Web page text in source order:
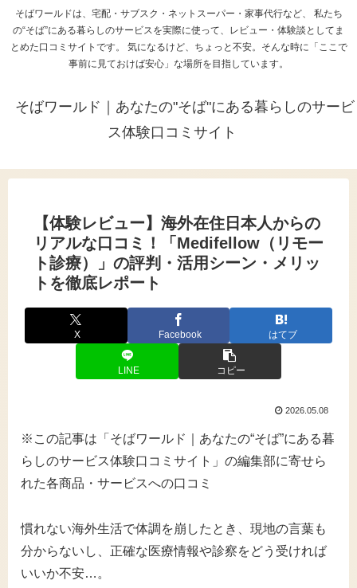
そばワールドは、宅配・サブスク・ネットスーパー・家事代行など、 私たち
の“そば”にある暮らしのサービスを実際に使って、レビュー・体験談としてま
とめた口コミサイトです。 気になるけど、ちょっと不安。そんな時に「ここで
事前に見ておけば安心」な場所を目指しています。
そばワールド｜あなたの"そば"にある暮らしのサービ
ス体験口コミサイト
【体験レビュー】海外在住日本人からの
リアルな口コミ！「Medifellow（リモー
ト診療）」の評判・活用シーン・メリッ
トを徹底レポート
X Facebook はてブ
LINE コピー
2026.05.08
※この記事は「そばワールド｜あなたの“そば”にある暮
らしのサービス体験口コミサイト」の編集部に寄せら
れた各商品・サービスへの口コミ
慣れない海外生活で体調を崩したとき、現地の言葉も
分からないし、正確な医療情報や診察をどう受ければ
いいか不安…。